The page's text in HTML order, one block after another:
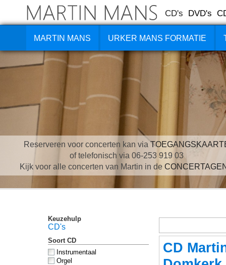
CD's DVD's
MARTIN MANS URKER MANS FORMATIE
Reserveren voor concerten kan via
of telefonisch via 06-253 919 03
Kijk voor alle concerten van Martin in de
Keuzehulp
CD's
Soort CD
Instrumentaal
Orgel
CD